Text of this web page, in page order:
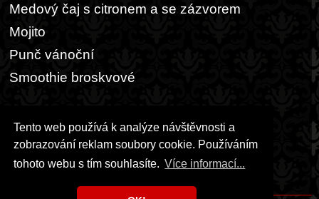
Tento web používá k analýze návštěvnosti a
zobrazování reklam soubory cookie. Používáním
tohoto webu s tím souhlasíte. Více informací...
Medový čaj s citronem a se zázvorem
Mojito
Punč vánoční
Smoothie broskvové
Kaše a müsli
Pšenično-žitný chleba